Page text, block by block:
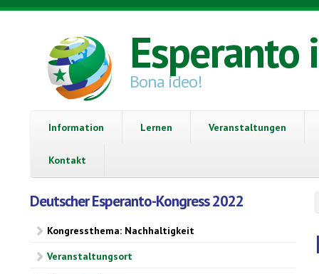
Direkt zum Inhalt
Esperanto
Bona ideo!
Information Lernen Veranstaltungen
Kontakt
Deutscher Esperanto-Kongress 2022
Kongressthema: Nachhaltigkeit
Veranstaltungsort